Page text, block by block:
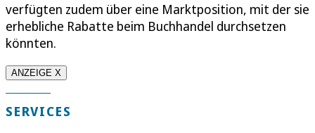
verfügten zudem über eine Marktposition, mit der sie
erhebliche Rabatte beim Buchhandel durchsetzen
könnten.
ANZEIGE X
SERVICES